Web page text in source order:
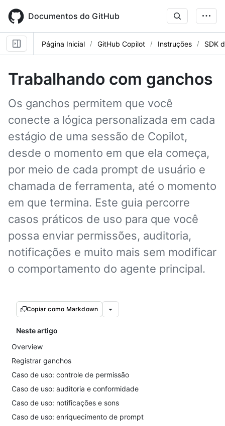
main
content
Documentos do GitHub
Página Inicial GitHub Copilot Instruções SDK
Trabalhando com ganchos
Os ganchos permitem que você
conecte a lógica personalizada em cada
estágio de uma sessão de Copilot,
desde o momento em que ela começa,
por meio de cada prompt de usuário e
chamada de ferramenta, até o momento
em que termina. Este guia percorre
casos práticos de uso para que você
possa enviar permissões, auditoria,
notificações e muito mais sem modificar
o comportamento do agente principal.
Copiar como Markdown
Neste artigo
Overview
Registrar ganchos
Caso de uso: controle de permissão
Caso de uso: auditoria e conformidade
Caso de uso: notificações e sons
Caso de uso: enriquecimento de prompt